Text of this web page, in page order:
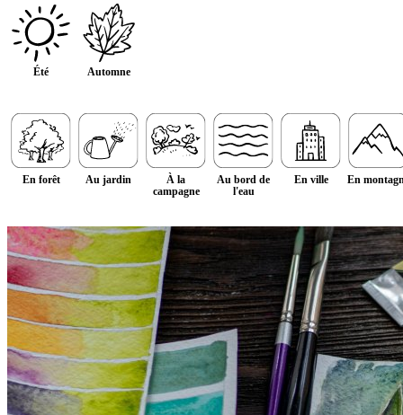
Été Automne
En forêt Au jardin
À la
campagne
Au bord de
l'eau
En ville En